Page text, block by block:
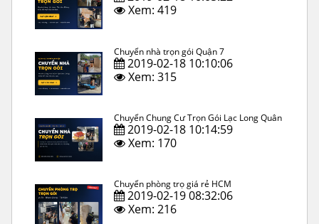
Xem: 419
Chuyển nhà trọn gói Quận 7
2019-02-18 10:10:06
Xem: 315
Chuyển Chung Cư Trọn Gói Lạc Long Quân
2019-02-18 10:14:59
Xem: 170
Chuyển phòng trọ giá rẻ HCM
2019-02-19 08:32:06
Xem: 216